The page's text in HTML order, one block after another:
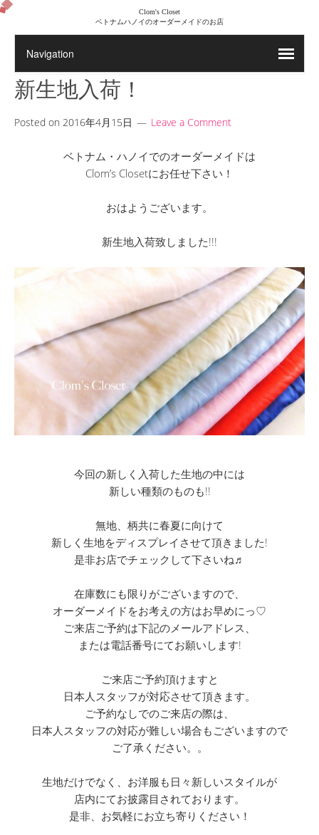
Clom's Closet
ベトナムハノイのオーダーメイドのお店
新生地入荷！
Posted on 2016年4月15日 Leave a Comment
ベトナム・ハノイでのオーダーメイドは
Clom’s Closetにお任せ下さい！
おはようございます。
新生地入荷致しました!!!
今回の新しく入荷した生地の中には
新しい種類のものも!!
無地、柄共に春夏に向けて
新しく生地をディスプレイさせて頂きました!
是非お店でチェックして下さいね♬
在庫数にも限りがございますので、
オーダーメイドをお考えの方はお早めにっ♡
ご来店ご予約は下記のメールアドレス、
または電話番号にてお願いします!
ご来店ご予約頂けますと
日本人スタッフが対応させて頂きます。
ご予約なしでのご来店の際は、
日本人スタッフの対応が難しい場合もございますので
ご了承ください。。
生地だけでなく、お洋服も日々新しいスタイルが
店内にてお披露目されております。
是非、お気軽にお立ち寄りください！